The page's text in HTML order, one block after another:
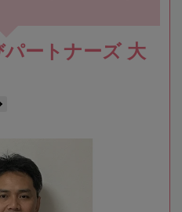
ートナーズ 大